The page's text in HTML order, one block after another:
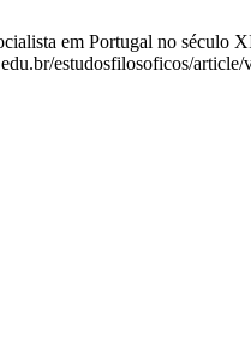
em Portugal no século
estudosfilosoficos/